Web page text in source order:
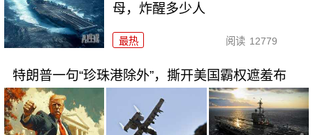
母，炸醒多少人
最热 阅读 12779
特朗普一句“珍珠港除外”，撕开美国霸权遮羞布